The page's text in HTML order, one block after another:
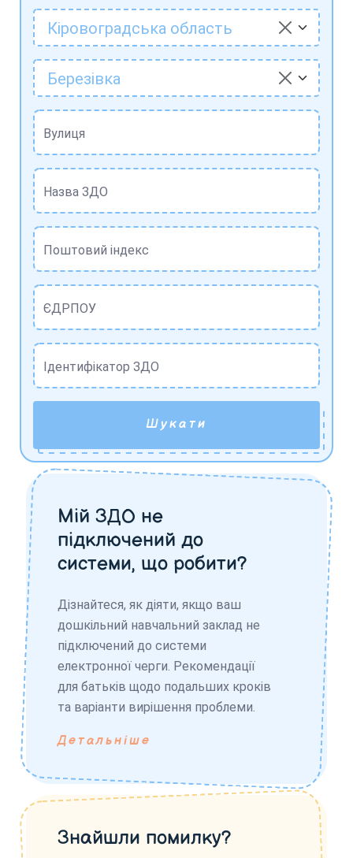
Кіровоградська область
Березівка
Вулиця
Назва ЗДО
Поштовий індекс
ЄДРПОУ
Ідентифікатор ЗДО
Шукати
Мій ЗДО не
підключений до
системи, що робити?
Дізнайтеся, як діяти, якщо ваш
дошкільний навчальний заклад не
підключений до системи
електронної черги. Рекомендації
для батьків щодо подальших кроків
та варіанти вирішення проблеми.
Детальніше
Знайшли помилку?